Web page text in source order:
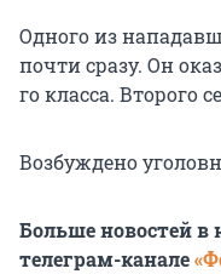
Одного из
почти сразу. Он
го класса. Второго
Возбуждено
Больше новостей
телеграм-канале